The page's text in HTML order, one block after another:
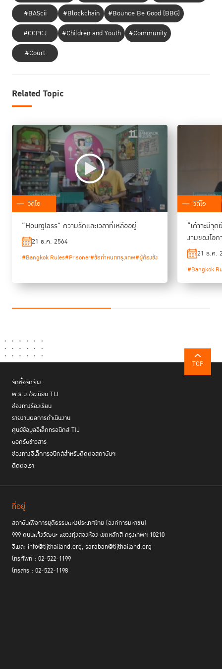
#BAScii
#Blockchain
#Bounce Be Good (BBG)
#CCPCJ
#Children and Youth
#Community
#Court
Related Topic
วิดีโอ
“Hourglass” ความรักและเวลาที่เหลืออยู่
21 ธ.ค. 2564
#Bangkok Rules#Prisoner#ข้อกำหนดกรุงเทพ#ผู้ต้องขัง
วิดีโอ
“เค้าจะมีจุ
งามของโอ
21 ธ.ค.
#Bangkok
TOP
จัดซื้อจัดจ้าง
พ.ร.บ./ระเบียบ TIJ
ช่องทางร้องเรียน
รายงานผลการดำเนินงาน
ศูนย์ข้อมูลอิเล็กทรอนิกส์ TIJ
บอกรับข่าวสาร
ช่องทางอิเล็กทรอนิกส์สำหรับติดต่อสถาบันฯ
ติดต่อเรา
ที่อยู่
สถาบันเพื่อการยุติธรรมแห่งประเทศไทย (องค์การมหาชน)
999 ถนนแจ้งวัฒนะ แขวงทุ่งสองห้อง เขตหลักสี่ กรุงเทพฯ 10210
อีเมล: info@tijthailand.org, saraban@tijthailand.org
โทรศัพท์ : 02-522-1199
โทรสาร : 02-522-1198